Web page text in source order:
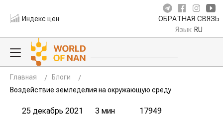
Индекс цен ОБРАТНАЯ СВЯЗЬ
Язык RU
Главная
Блоги
Воздействие земледелия на окружающую среду
25 декабрь 2021 3 мин
17949